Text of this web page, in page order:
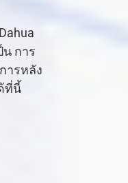
น การ
ารหลัง
ที่นี้